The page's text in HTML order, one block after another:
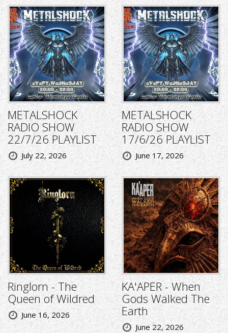
METALSHOCK
RADIO SHOW
22/7/26 PLAYLIST
July 22, 2026
METALSHOCK
RADIO SHOW
17/6/26 PLAYLIST
June 17, 2026
Ringlorn - The
Queen of Wildred
June 16, 2026
KA'APER - When
Gods Walked The
Earth
June 22, 2026